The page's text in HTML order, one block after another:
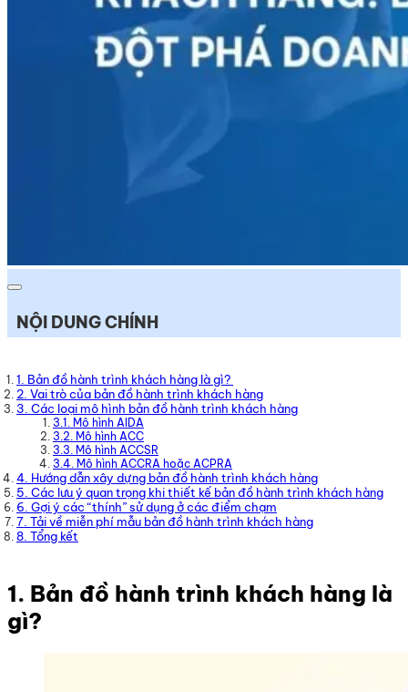
NỘI DUNG CHÍNH
1. Bản đồ hành trình khách hàng là gì?
2. Vai trò của bản đồ hành trình khách hàng
3. Các loại mô hình bản đồ hành trình khách hàng
3.1. Mô hình AIDA
3.2. Mô hình ACC
3.3. Mô hình ACCSR
3.4. Mô hình ACCRA hoặc ACPRA
4. Hướng dẫn xây dựng bản đồ hành trình khách hàng
5. Các lưu ý quan trọng khi thiết kế bản đồ hành trình khách hàng
6. Gợi ý các “thính” sử dụng ở các điểm chạm
7. Tải về miễn phí mẫu bản đồ hành trình khách hàng
8. Tổng kết
1. Bản đồ hành trình khách hàng là
gì?